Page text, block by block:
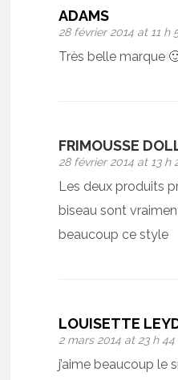
ADAMS
28 février 2014 at 11 h
Très belle marque
FRIMOUSSE
28 février 2014 at 13 h
Les deux produits
biseau sont
beaucoup ce style
LOUISETTE
2 mars 2014 at 23 h
j’aime beaucoup le